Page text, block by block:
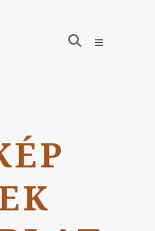
open
search
open